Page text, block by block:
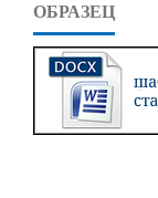
ОБРАЗЕЦ